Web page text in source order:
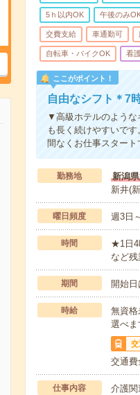
5ｈ以内OK 午後のみ
交費支給 車通勤可
自転車・バイクOK 看
ここがポイント！
自由なシフト＊7
▼高級ホテルのような
も長く続けやすいで
間なくお仕事スタート
勤務地
新潟
新井(
曜日頻度 週3日
時間
★1日4
など
期間 開始
時給
無資
選べま
交
交通
仕事内容
介護関